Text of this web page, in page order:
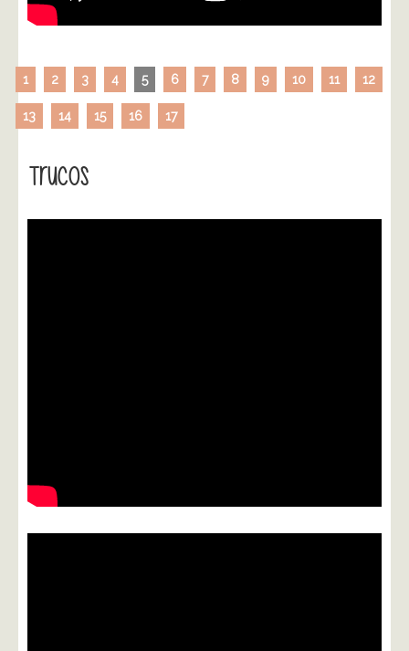
1 2 3 4 5 6 7 8 9 10 11 12
13 14 15 16 17
Trucos